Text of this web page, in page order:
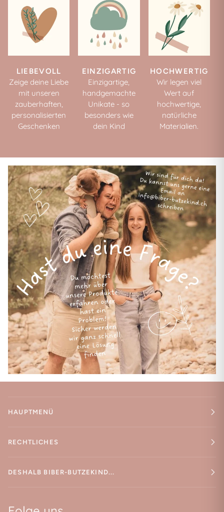
LIEBEVOLL
Zeige deine Liebe
mit unseren
zauberhaften,
personalisierten
Geschenken
EINZIGARTIG
Einzigartige,
handgemachte
Unikate - so
besonders wie
dein Kind
HOCHWERTIG
Wir legen viel
Wert auf
hochwertige,
natürliche
Materialien.
HAUPTMENÜ
RECHTLICHES
DESHALB BIBER-BUTZEKIND...